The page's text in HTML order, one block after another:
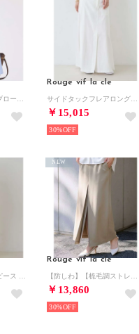
Rouge vif la cle
￥15,015
30%
Rouge vif la cle
￥13,860
NEW
30%